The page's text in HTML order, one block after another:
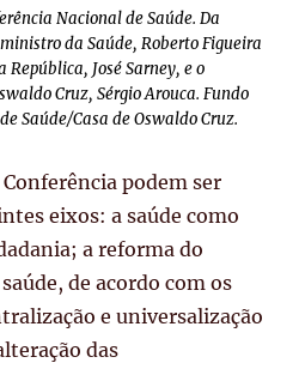
Nacional de Saúde. Da
da Saúde, Roberto Figueira
República, José Sarney, e o
Cruz, Sérgio Arouca. Fundo
Saúde/Casa de Oswaldo Cruz.
podem ser
eixos: a saúde como
a reforma do
de acordo com os
e universalização
das